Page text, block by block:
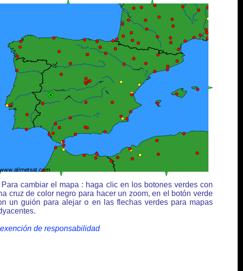
Para cambiar el mapa : haga clic en los botones verdes con
cruz de color negro para hacer un zoom, en el botón verde
un guión para alejar o en las flechas verdes para mapas
de responsabilidad